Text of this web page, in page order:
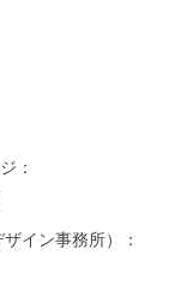
：
イン事務所）：